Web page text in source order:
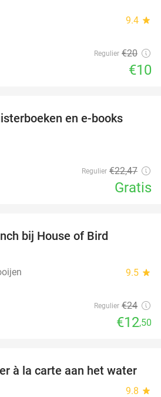
9.4 star
Regulier €20
€10
en e-books
Regulier €22,47
Gratis
bij House of Bird
9.5 star
Regulier €24
€12,50
39%
à la carte aan het water
9.8 star